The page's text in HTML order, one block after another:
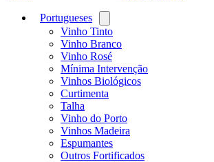
Portugueses
menu
Vinho Tinto
Vinho Branco
Vinho Rosé
Mínima Intervenção
Vinhos Biológicos
Curtimenta
Talha
Vinho do Porto
Vinhos Madeira
Espumantes
Outros Fortificados